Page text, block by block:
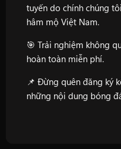
tuyến do chính chúng
hâm mộ Việt Nam.
🎯 Trải nghiệm không
hoàn toàn miễn phí.
📌 Đừng quên đăng ký
những nội dung bóng